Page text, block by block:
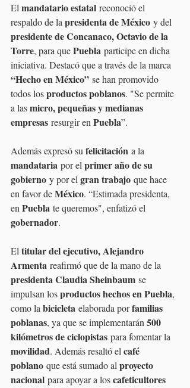
El mandatario estatal reconoció el
respaldo de la presidenta de México y del
presidente de Concanaco, Octavio de la
Torre, para que Puebla participe en dicha
iniciativa. Destacó que a través de la marca
“Hecho en México” se han promovido
todos los productos poblanos. "Se permite
a las micro, pequeñas y medianas
empresas resurgir en Puebla”.
Además expresó su felicitación a la
mandataria por el primer año de su
gobierno y por el gran trabajo que hace
en favor de México. “Estimada presidenta,
en Puebla te queremos", enfatizó el
gobernador.
El titular del ejecutivo, Alejandro
Armenta reafirmó que de la mano de la
presidenta Claudia Sheinbaum se
impulsan los productos hechos en Puebla,
como la bicicleta elaborada por familias
poblanas, ya que se implementarán 500
kilómetros de ciclopistas para fomentar la
movilidad. Además resaltó el café
poblano que está sumado al proyecto
nacional para apoyar a los cafeticultores